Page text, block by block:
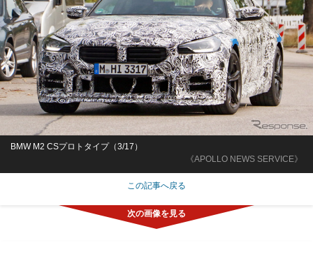
《APOLLO NEWS SERVICE》
BMW M2 CSプロトタイプ（3/17）
この記事へ戻る